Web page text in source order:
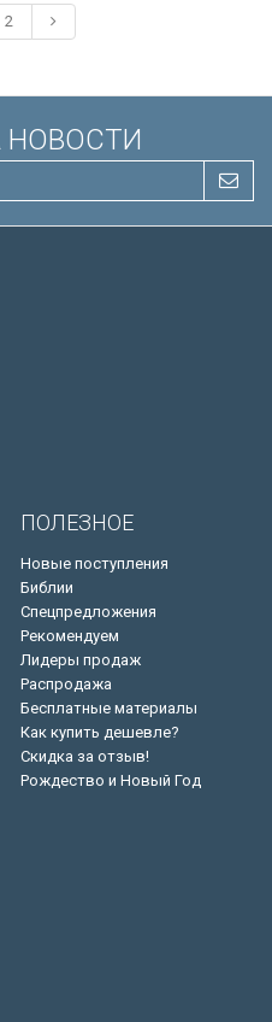
2
НОВОСТИ
ПОЛЕЗНОЕ
Новые поступления
Библии
Спецпредложения
Рекомендуем
Лидеры продаж
Распродажа
Бесплатные материалы
Как купить дешевле?
Скидка за отзыв!
Рождество и Новый Год